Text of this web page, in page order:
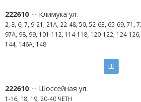
222610 Климука ул.
2, 3, 6, 7, 9-21, 21А, 22-48, 50, 52-63, 65-69, 71,
97А, 98, 99, 101-112, 114-118, 120-122, 124-
144, 146А, 148
Ш
222610 Шоссейная ул.
1-16, 18, 19, 20-40 ЧЕТН